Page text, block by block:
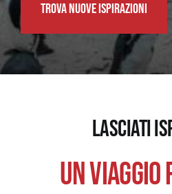
TROVA NUOVE ISPIRAZIONI
LASCIATI
UNVIAGGIO